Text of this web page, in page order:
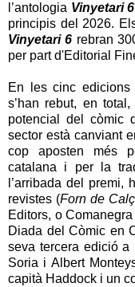
l’antologia Vinyetari 6
principis del 2026.
Vinyetari 6 rebran
per part d'Editorial
En les cinc edicions
s’han rebut, en
potencial del còmic
sector està canviant
cop aposten més
catalana i per la
l’arribada del premi,
revistes (Forn de Calç
Editors, o
Diada del Còmic en
seva tercera edició a
Soria i Albert
capità Haddock i un